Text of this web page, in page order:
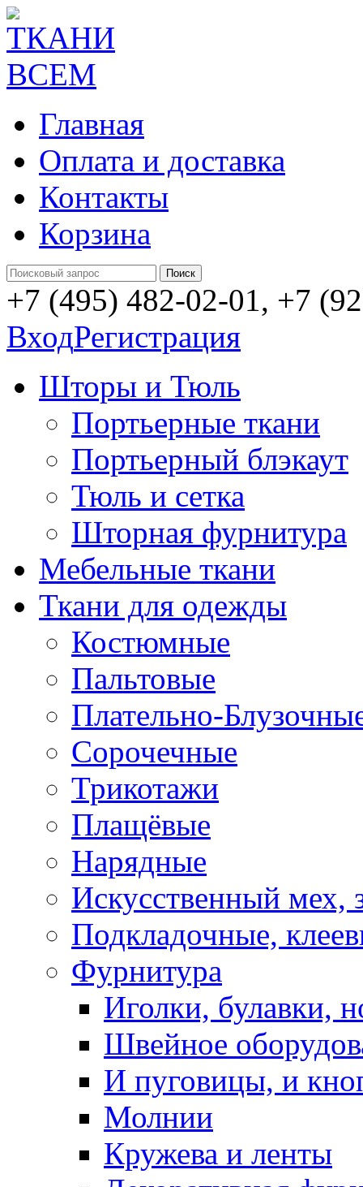
Главная
Оплата и доставка
Контакты
Корзина
+7 (495) 482-02-01, +7
ВходРегистрация
Шторы и Тюль
Портьерные ткани
Портьерный блэкаут
Тюль и сетка
Шторная фурнитура
Мебельные ткани
Ткани для одежды
Костюмные
Пальтовые
Плательно-
Сорочечные
Трикотажи
Плащёвые
Нарядные
Искусственный мех,
Подкладочные,
Фурнитура
Иголки, булавки,
Швейное
И пуговицы, и
Молнии
Кружева и ленты